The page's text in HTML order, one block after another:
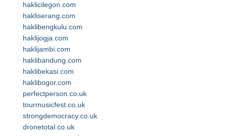
haklicilegon.com
hakliserang.com
haklibengkulu.com
haklijogja.com
haklijambi.com
haklibandung.com
haklibekasi.com
haklibogor.com
perfectperson.co.uk
tourmusicfest.co.uk
strongdemocracy.co.uk
dronetotal.co.uk